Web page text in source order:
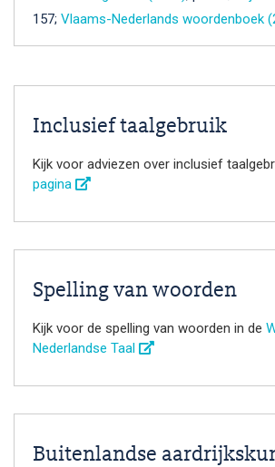
157; Vlaams-Nederlands woordenboek
Inclusief taalgebruik
Kijk voor adviezen over inclusief
pagina
Spelling van woorden
Kijk voor de spelling van woorden in de
Nederlandse Taal
Buitenlandse